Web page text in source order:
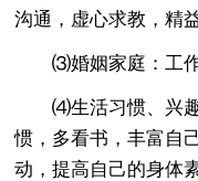
沟通，虚心求教，精
⑶婚姻家庭：工作
⑷生活习惯、兴趣
惯，多看书，丰富自
动，提高自己的身体